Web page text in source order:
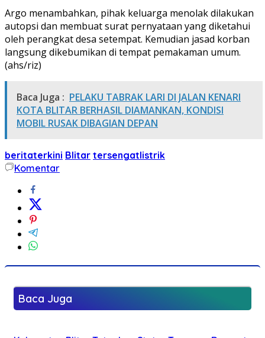
Argo menambahkan, pihak keluarga menolak dilakukan
autopsi dan membuat surat pernyataan yang diketahui
oleh perangkat desa setempat. Kemudian jasad korban
langsung dikebumikan di tempat pemakaman umum.
(ahs/riz)
Baca Juga : PELAKU TABRAK LARI DI JALAN KENARI
KOTA BLITAR BERHASIL DIAMANKAN, KONDISI
MOBIL RUSAK DIBAGIAN DEPAN
beritaterkini Blitar tersengatlistrik
Komentar
Baca Juga